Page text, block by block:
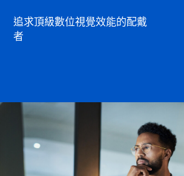
追求頂級數位視覺效能的配戴
者